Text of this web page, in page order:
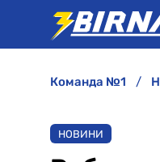
команда №1
НОВИНИ